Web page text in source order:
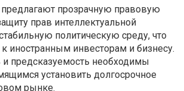
прозрачную правовую
прав интеллектуальной
политическую среду, что
иностранным инвесторам и бизнесу.
и предсказуемость необходимы
установить долгосрочное
рынке.